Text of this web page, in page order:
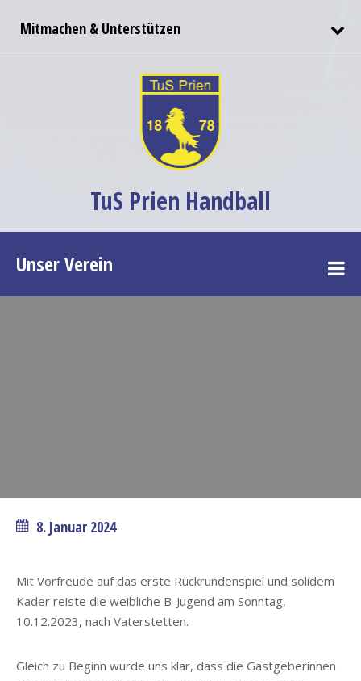
Mitmachen & Unterstützen
TuS Prien Handball
Unser Verein
8. Januar 2024
Mit Vorfreude auf das erste Rückrundenspiel und solidem
Kader reiste die weibliche B-Jugend am Sonntag,
10.12.2023, nach Vaterstetten.
Gleich zu Beginn wurde uns klar, dass die Gastgeberinnen